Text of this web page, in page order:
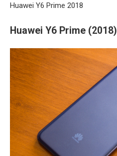
Huawei Y6 Prime 2018
Huawei Y6 Prime (2018)